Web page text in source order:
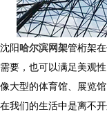
沈阳哈尔滨网架管桁架
需要，也可以满足美观
像大型的体育馆、展览
在我们的生活中是离不